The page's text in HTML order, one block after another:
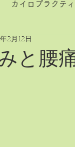
カイロプラクテ
猫背・側弯症・
と腰
2月12日